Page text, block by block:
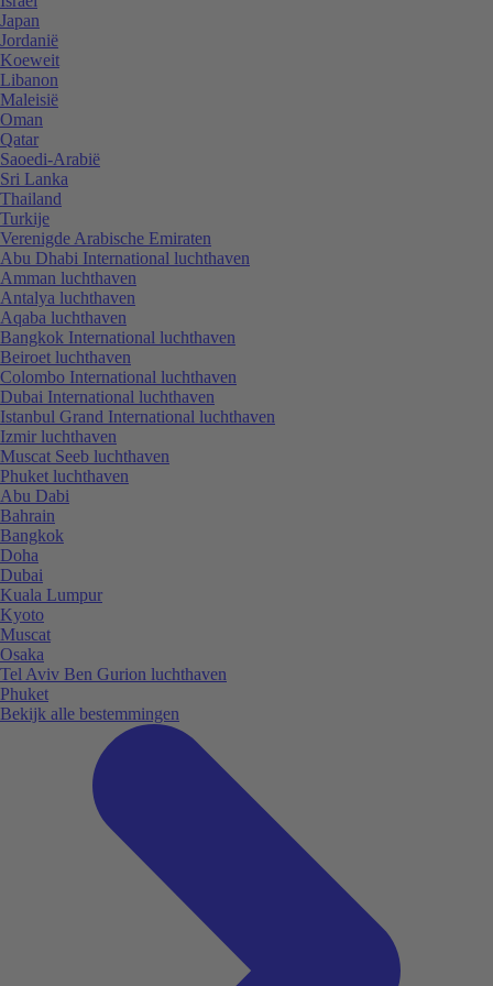
Japan
Jordanië
Koeweit
Libanon
Maleisië
Oman
Qatar
Saoedi-Arabië
Sri Lanka
Thailand
Turkije
Verenigde Arabische Emiraten
Abu Dhabi International luchthaven
Amman luchthaven
Antalya luchthaven
Aqaba luchthaven
Bangkok International luchthaven
Beiroet luchthaven
Colombo International luchthaven
Dubai International luchthaven
Istanbul Grand International luchthaven
Izmir luchthaven
Muscat Seeb luchthaven
Phuket luchthaven
Abu Dabi
Bahrain
Bangkok
Doha
Dubai
Kuala Lumpur
Kyoto
Muscat
Osaka
Tel Aviv Ben Gurion luchthaven
Phuket
Bekijk alle bestemmingen